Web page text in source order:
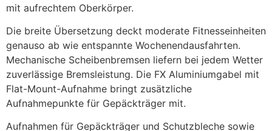
mit aufrechtem Oberkörper.
Die breite Übersetzung deckt moderate Fitnesseinheiten
genauso ab wie entspannte Wochenendausfahrten.
Mechanische Scheibenbremsen liefern bei jedem Wetter
zuverlässige Bremsleistung. Die FX Aluminiumgabel mit
Flat-Mount-Aufnahme bringt zusätzliche
Aufnahmepunkte für Gepäckträger mit.
Aufnahmen für Gepäckträger und Schutzbleche sowie